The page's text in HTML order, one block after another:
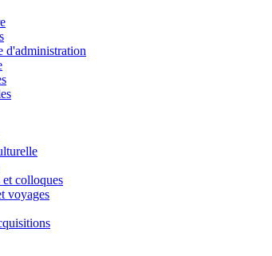
d'administration
et colloques
voyages